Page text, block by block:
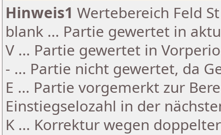
Hinweis1 Wertebereich Feld
blank ... Partie gewertet in
V ... Partie gewertet in
- ... Partie nicht gewertet, da
E ... Partie vorgemerkt zur
Einstiegselozahl in der
K ... Korrektur wegen